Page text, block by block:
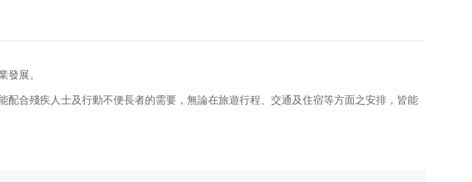
發展。
合殘疾人士及行動不便長者的需要，無論在旅遊行程、交通及住宿等方面之安排，皆能